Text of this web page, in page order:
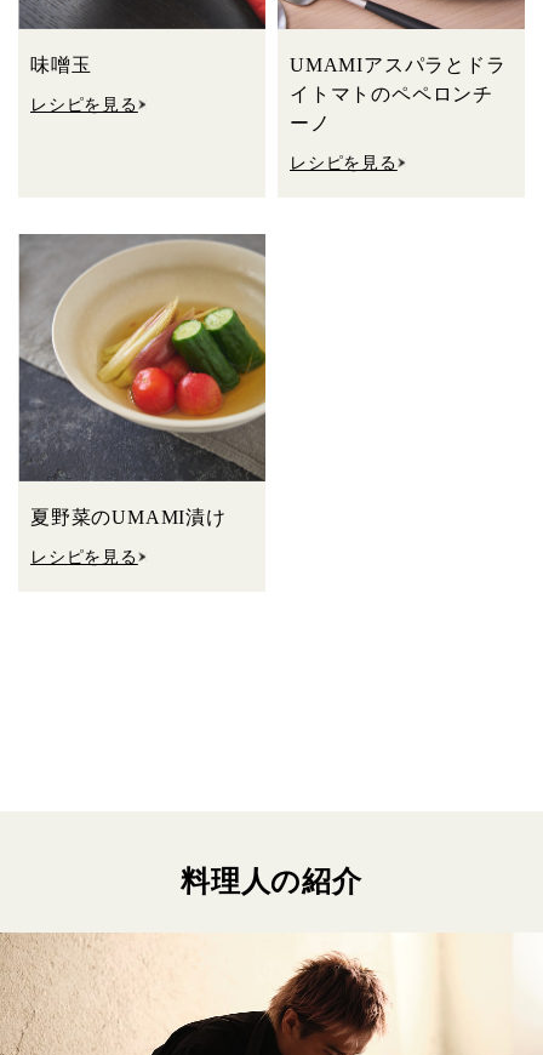
味噌玉
レシピを見る
UMAMIアスパラとドラ
イトマトのペペロンチ
ーノ
レシピを見る
夏野菜のUMAMI漬け
レシピを見る
料理人の紹介